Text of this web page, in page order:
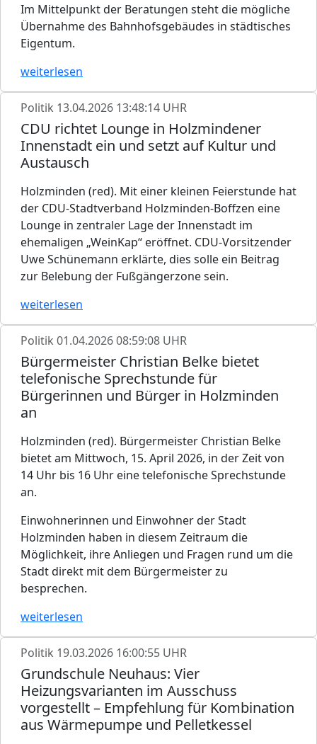
Im Mittelpunkt der Beratungen steht die mögliche
Übernahme des Bahnhofsgebäudes in städtisches
Eigentum.
weiterlesen
Politik 13.04.2026 13:48:14 UHR
CDU richtet Lounge in Holzmindener
Innenstadt ein und setzt auf Kultur und
Austausch
Holzminden (red). Mit einer kleinen Feierstunde hat
der CDU-Stadtverband Holzminden-Boffzen eine
Lounge in zentraler Lage der Innenstadt im
ehemaligen „WeinKap“ eröffnet. CDU-Vorsitzender
Uwe Schünemann erklärte, dies solle ein Beitrag
zur Belebung der Fußgängerzone sein.
weiterlesen
Politik 01.04.2026 08:59:08 UHR
Bürgermeister Christian Belke bietet
telefonische Sprechstunde für
Bürgerinnen und Bürger in Holzminden
an
Holzminden (red). Bürgermeister Christian Belke
bietet am Mittwoch, 15. April 2026, in der Zeit von
14 Uhr bis 16 Uhr eine telefonische Sprechstunde
an.
Einwohnerinnen und Einwohner der Stadt
Holzminden haben in diesem Zeitraum die
Möglichkeit, ihre Anliegen und Fragen rund um die
Stadt direkt mit dem Bürgermeister zu
besprechen.
weiterlesen
Politik 19.03.2026 16:00:55 UHR
Grundschule Neuhaus: Vier
Heizungsvarianten im Ausschuss
vorgestellt – Empfehlung für Kombination
aus Wärmepumpe und Pelletkessel